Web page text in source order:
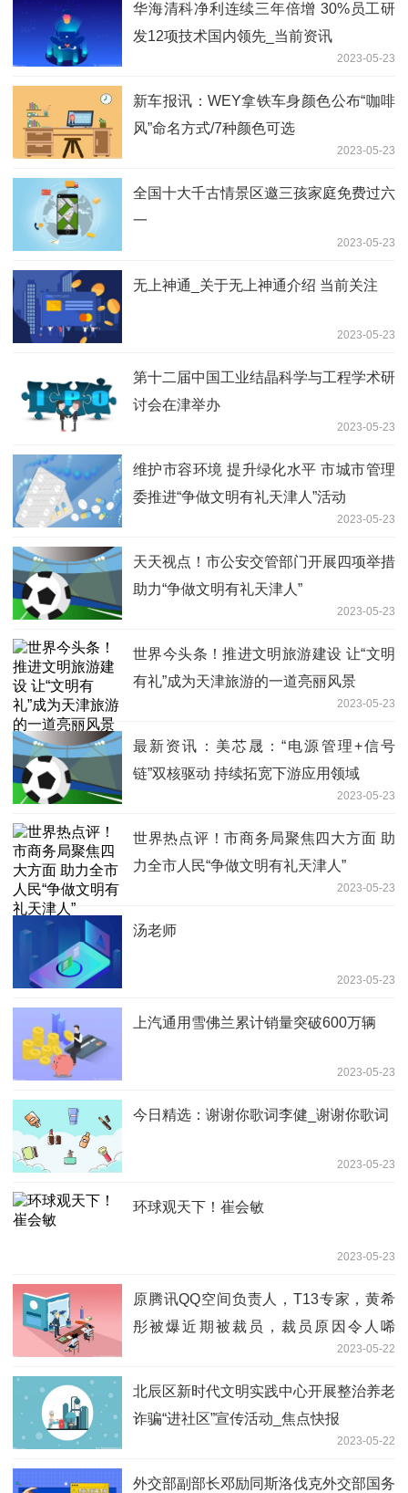
华海清科净利连续三年倍增 30%员工研
发12项技术国内领先_当前资讯
2023-05-23
新车报讯：WEY拿铁车身颜色公布“咖啡
风”命名方式/7种颜色可选
2023-05-23
全国十大千古情景区邀三孩家庭免费过六
一
2023-05-23
无上神通_关于无上神通介绍 当前关注
2023-05-23
第十二届中国工业结晶科学与工程学术研
讨会在津举办
2023-05-23
维护市容环境 提升绿化水平 市城市管理
委推进“争做文明有礼天津人”活动
2023-05-23
天天视点！市公安交管部门开展四项举措
助力“争做文明有礼天津人”
2023-05-23
世界今头条！推进文明旅游建设 让“文明
有礼”成为天津旅游的一道亮丽风景
2023-05-23
最新资讯：美芯晟：“电源管理+信号
链”双核驱动 持续拓宽下游应用领域
2023-05-23
世界热点评！市商务局聚焦四大方面 助
力全市人民“争做文明有礼天津人”
2023-05-23
汤老师
2023-05-23
上汽通用雪佛兰累计销量突破600万辆
2023-05-23
今日精选：谢谢你歌词李健_谢谢你歌词
2023-05-23
环球观天下！崔会敏
2023-05-23
原腾讯QQ空间负责人，T13专家，黄希
彤被爆近期被裁员，裁员原因令人唏
2023-05-22
北辰区新时代文明实践中心开展整治养老
诈骗“进社区”宣传活动_焦点快报
2023-05-22
外交部副部长邓励同斯洛伐克外交部国务